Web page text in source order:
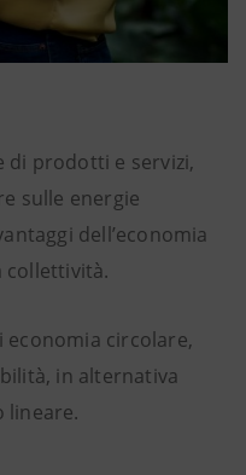
di prodotti e servizi,
sulle energie
dell’economia
collettività.
economia circolare,
in alternativa
lineare.